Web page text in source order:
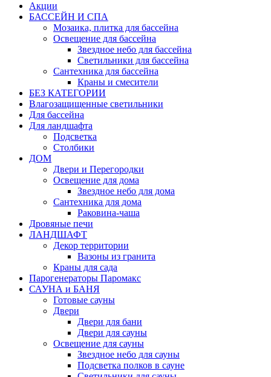
Акции
БАССЕЙН И СПА
Мозаика, плитка для бассейна
Освещение для бассейна
Звездное небо для бассейна
Светильники для бассейна
Сантехника для бассейна
Краны и смесители
БЕЗ КАТЕГОРИИ
Влагозащищенные светильники
Для бассейна
Для ландшафта
Подсветка
Столбики
ДОМ
Двери и Перегородки
Освещение для дома
Звездное небо для дома
Сантехника для дома
Раковина-чаша
Дровяные печи
ЛАНДШАФТ
Декор территории
Вазоны из гранита
Краны для сада
Парогенераторы Паромакс
САУНА и БАНЯ
Готовые сауны
Двери
Двери для бани
Двери для сауны
Освещение для сауны
Звездное небо для сауны
Подсветка полков в сауне